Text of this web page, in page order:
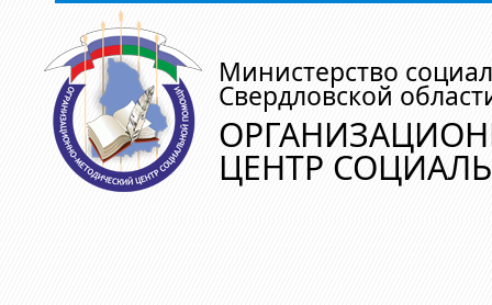
Министерство
Свердловской
ЦЕНТР